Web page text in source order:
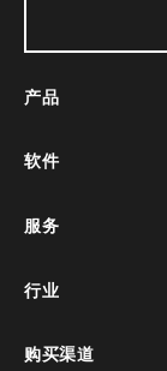
产品
软件
服务
行业
购买渠道